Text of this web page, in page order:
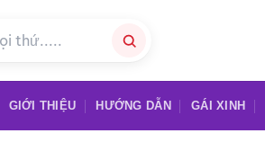
GIỚI THIỆU HƯỚNG DẪN GÁI XINH